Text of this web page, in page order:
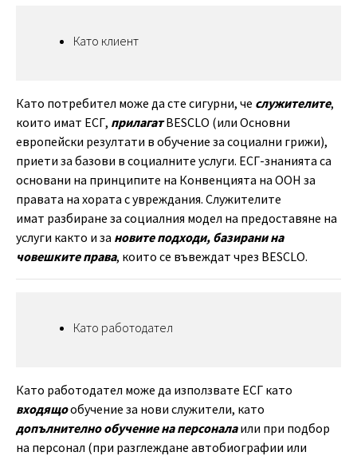
Като клиент
Като потребител може да сте сигурни, че служителите,
които имат ЕСГ, прилагатBESCLO (или Основни
европейски резултати в обучение за социални грижи),
приети за базови в социалните услуги. ЕСГ-знанията са
основани на принципите на Конвенцията на ООН за
правата на хората с увреждания. Служителите
имат разбиране за социалния модел на предоставяне на
услуги както и за новите подходи, базирани на
човешките права, които се въвеждат чрез BESCLO.
Като работодател
Като работодател може да използвате ЕСГ като
входящообучение за нови служители, като
допълнително обучение на персоналаили при подбор
на персонал (при разглеждане автобиографии или